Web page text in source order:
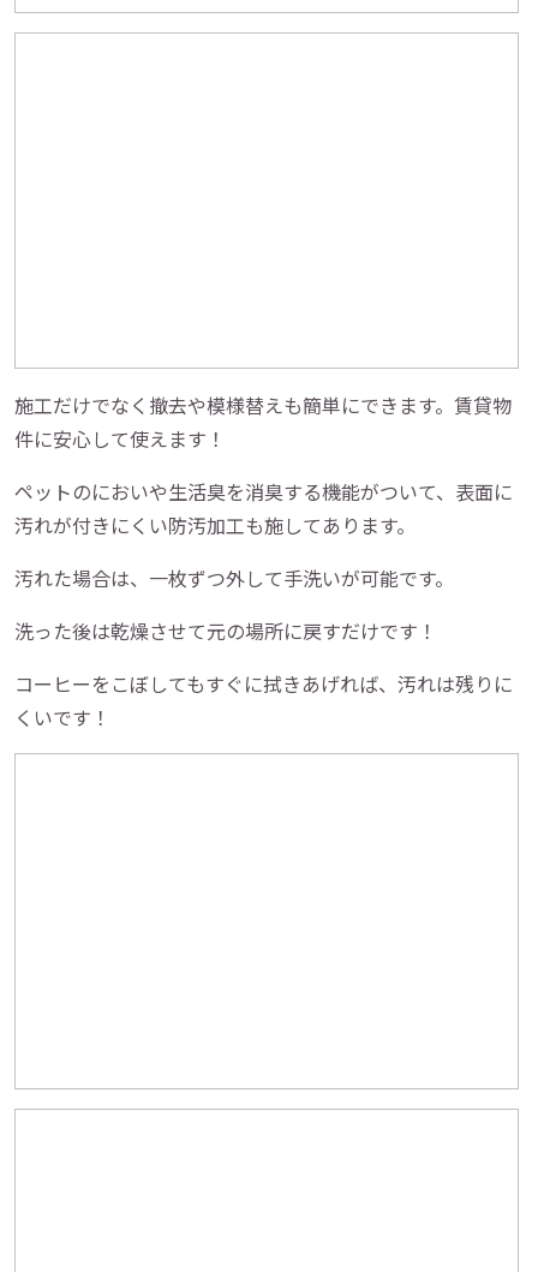
施工だけでなく撤去や模様替えも簡単にできます。賃貸物
件に安心して使えます！
ペットのにおいや生活臭を消臭する機能がついて、表面に
汚れが付きにくい防汚加工も施してあります。
汚れた場合は、一枚ずつ外して手洗いが可能です。
洗った後は乾燥させて元の場所に戻すだけです！
コーヒーをこぼしてもすぐに拭きあげれば、汚れは残りに
くいです！